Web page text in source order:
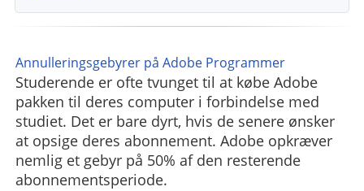
Annulleringsgebyrer på Adobe Programmer
Studerende er ofte tvunget til at købe Adobe
pakken til deres computer i forbindelse med
studiet. Det er bare dyrt, hvis de senere ønsker
at opsige deres abonnement. Adobe opkræver
nemlig et gebyr på 50% af den resterende
abonnementsperiode.